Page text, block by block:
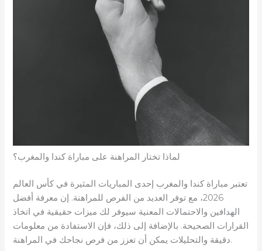
لماذا تختار المراهنة على مباراة كندا والمغرب؟
تعتبر مباراة كندا والمغرب إحدى المباريات المثيرة في كأس العالم
2026، مع توفر العديد من الفرص للمراهنة. إن معرفة أفضل
الهدافين والاحتمالات المعنية سيوفر لك ميزات حقيقية في اتخاذ
القرارات الصحيحة. بالإضافة إلى ذلك، فإن الاستفادة من معلومات
دقيقة والتحليلات يمكن أن تعزز من فرص نجاحك في المراهنة.